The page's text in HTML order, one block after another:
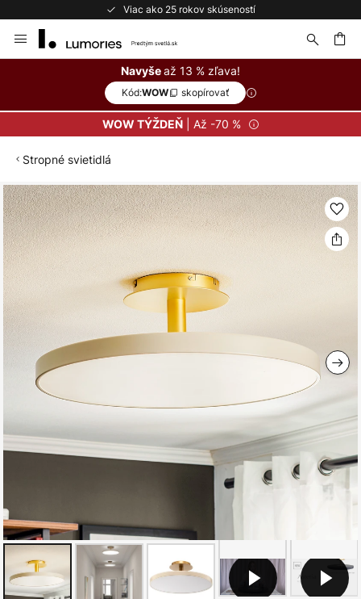
Viac ako 25 rokov skúseností
to
Navyšeaž 13 % zľava!
Kód:WOW skopírovať
WOW TÝŽDEŇ| Až -70 %
Stropné svietidlá
Preskočiť
na
koniec
galérie
obrázkov